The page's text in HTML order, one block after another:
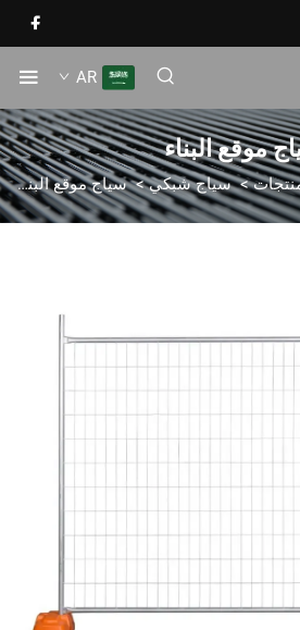
AR
البناء
>سياج شبكي>سياج موقع البناء